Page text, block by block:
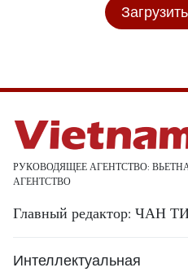
РУКОВОДЯЩЕЕ АГЕНТСТВО:
АГЕНТСТВО
Главный редактор: ЧАН
Интеллектуальная